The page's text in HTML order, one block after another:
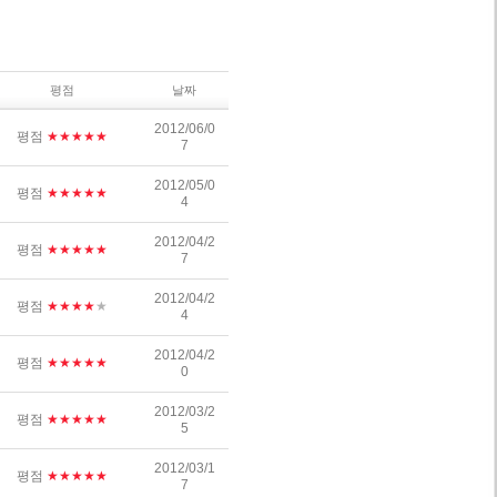
평점 날짜
평점 ★★★★★
2012/06/0
7
평점 ★★★★★
2012/05/0
4
평점 ★★★★★
2012/04/2
7
평점 ★★★★★
2012/04/2
4
평점 ★★★★★
2012/04/2
0
평점 ★★★★★
2012/03/2
5
평점 ★★★★★
2012/03/1
7